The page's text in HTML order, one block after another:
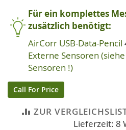
Für ein komplettes
zusätzlich benötigt:
AirCorr USB-Data-Pencil
Externe Sensoren
Sensoren !)
Call For Price
ZUR
Lieferzeit: 8